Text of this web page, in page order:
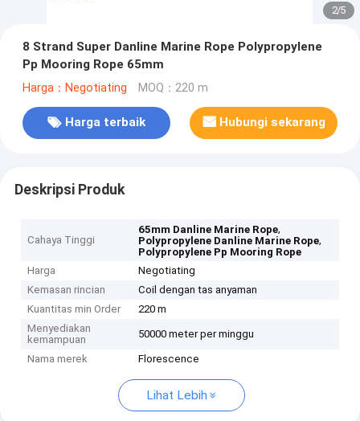
2/5
8 Strand Super Danline Marine Rope Polypropylene
Pp Mooring Rope 65mm
Harga：Negotiating MOQ：220 m
Harga terbaik Hubungi sekarang
Deskripsi Produk
Cahaya Tinggi
65mm Danline Marine Rope,
Polypropylene Danline Marine Rope,
Polypropylene Pp Mooring Rope
Harga
Negotiating
Kemasan rincian
Coil dengan tas anyaman
Kuantitas min Order
220 m
Menyediakan
kemampuan
50000 meter per minggu
Nama merek Florescence
Lihat Lebih